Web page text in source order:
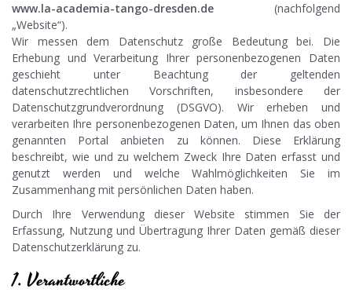
www.la-academia-tango-dresden.de (nachfolgend
„Website“).
Wir messen dem Datenschutz große Bedeutung bei. Die
Erhebung und Verarbeitung Ihrer personenbezogenen Daten
geschieht unter Beachtung der geltenden
datenschutzrechtlichen Vorschriften, insbesondere der
Datenschutzgrundverordnung (DSGVO). Wir erheben und
verarbeiten Ihre personenbezogenen Daten, um Ihnen das oben
genannten Portal anbieten zu können. Diese Erklärung
beschreibt, wie und zu welchem Zweck Ihre Daten erfasst und
genutzt werden und welche Wahlmöglichkeiten Sie im
Zusammenhang mit persönlichen Daten haben.
Durch Ihre Verwendung dieser Website stimmen Sie der
Erfassung, Nutzung und Übertragung Ihrer Daten gemäß dieser
Datenschutzerklärung zu.
1. Verantwortliche